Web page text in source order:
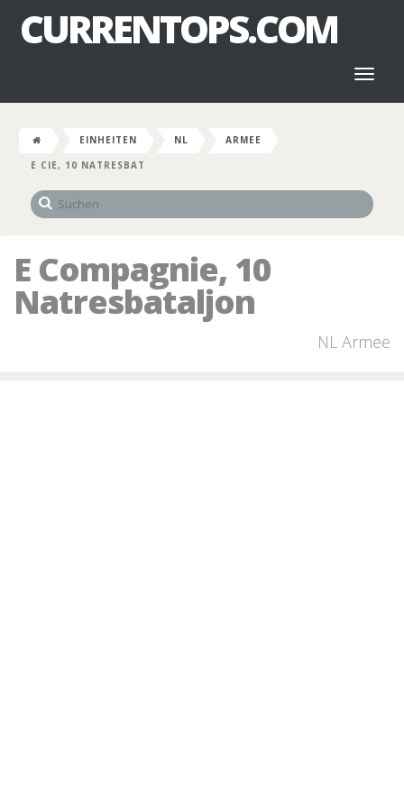
CURRENTOPS.COM
EINHEITEN NL
ARMEE
E CIE, 10 NATRESBAT
E Compagnie, 10
Natresbataljon
NL Armee